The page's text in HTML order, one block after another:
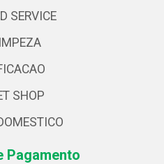
SERVICE
SHOP
Pagamento